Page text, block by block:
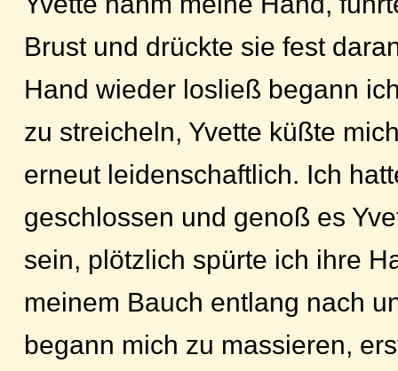
Brust und drückte sie fest
Hand wieder losließ begann
zu streicheln, Yvette küßte
erneut leidenschaftlich. Ich
geschlossen und genoß es
sein, plötzlich spürte ich ihre
meinem Bauch entlang nach
begann mich zu massieren,